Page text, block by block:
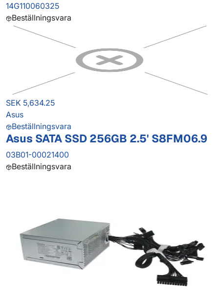
14G110060325
Beställningsvara
SEK 5,634.25
Asus
Beställningsvara
Asus SATA SSD 256GB 2.5' S8FM06.9
03B01-00021400
Beställningsvara